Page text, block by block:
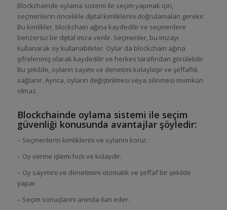
Blockchainde oylama sistemi ile seçim yapmak için,
seçmenlerin öncelikle dijital kimliklerini doğrulamaları gerekir.
Bu kimlikler, blockchain ağına kaydedilir ve seçmenlere
benzersiz bir dijital imza verilir. Seçmenler, bu imzayı
kullanarak oy kullanabilirler. Oylar da blockchain ağına
şifrelenmiş olarak kaydedilir ve herkes tarafından görülebilir.
Bu şekilde, oyların sayımı ve denetimi kolaylaşır ve şeffaflık
sağlanır. Ayrıca, oyların değiştirilmesi veya silinmesi mümkün
olmaz.
Blockchainde oylama sistemi ile seçim
güvenliği konusunda avantajlar şöyledir:
– Seçmenlerin kimliklerini ve oylarını korur.
– Oy verme işlemi hızlı ve kolaydır.
– Oy sayımını ve denetimini otomatik ve şeffaf bir şekilde
yapar.
– Seçim sonuçlarını anında ilan eder.